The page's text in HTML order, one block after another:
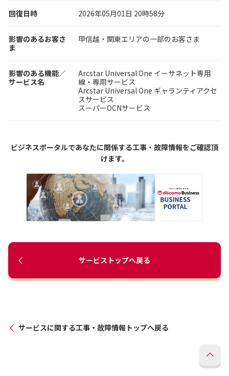
回復日時 2026年05月01日 20時58分
影響のあるお客さ
ま
甲信越・関東エリアの一部のお客さま
影響のある機能／
サービス名
Arcstar Universal One イーサネット専用
線・専用サービス
Arcstar Universal One ギャランティアクセ
スサービス
スーパーOCNサービス
ビジネスポータルであなたに関係する工事・故障情報をご確認頂
けます。
サービストップへ戻る
サービスに関する工事・故障情報トップへ戻る